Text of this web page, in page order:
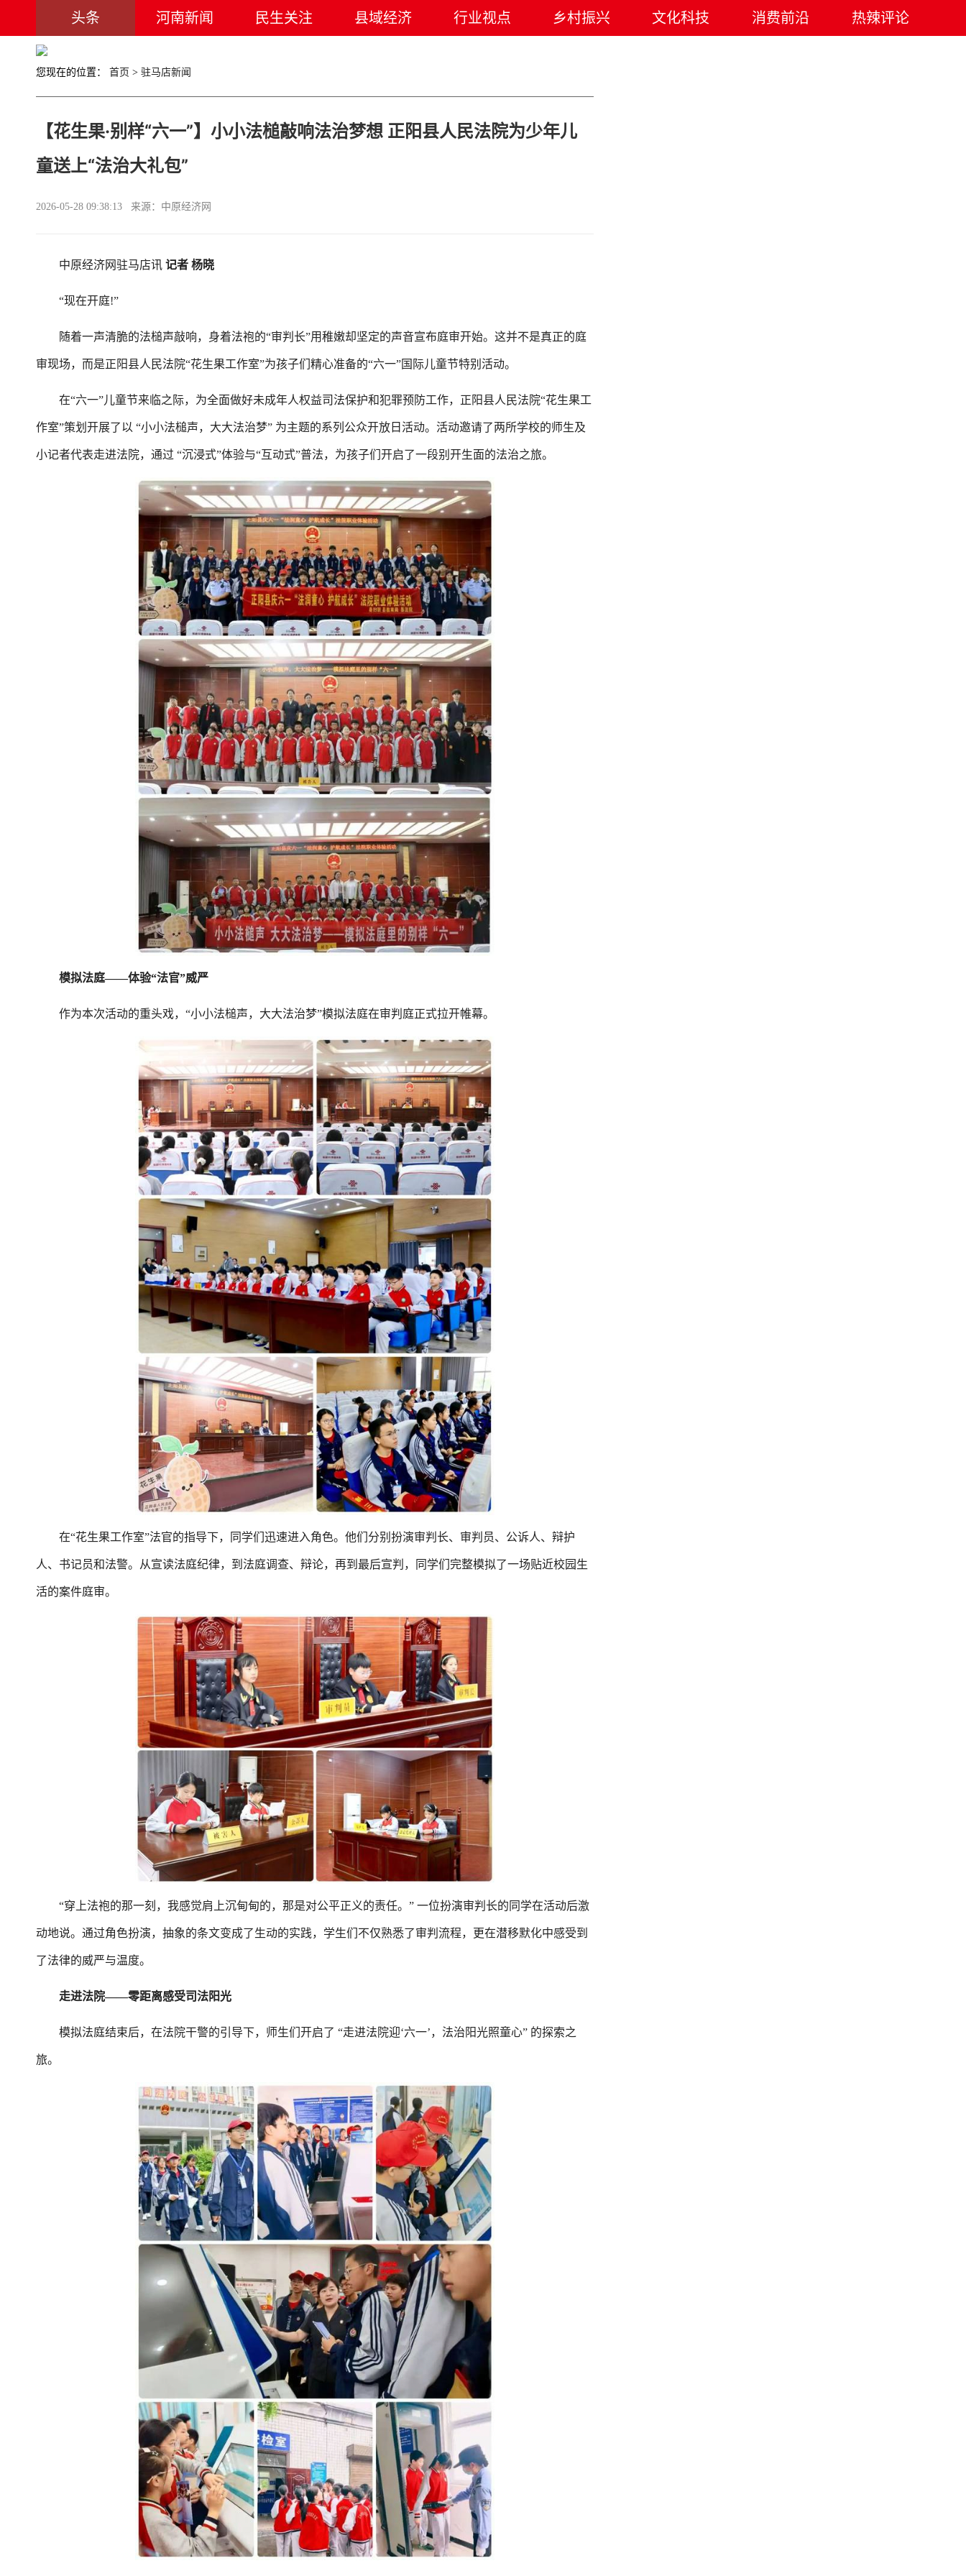
头条 河南新闻 民生关注 县域经济 行业视点 乡村振兴 文化科技 消费前沿 热辣评论
您现在的位置： 首页 > 驻马店新闻
【花生果·别样“六一”】小小法槌敲响法治梦想 正阳县人民法院为少年儿
童送上“法治大礼包”
2026-05-28 09:38:13 来源：中原经济网
中原经济网驻马店讯 记者 杨晓
“现在开庭!”
随着一声清脆的法槌声敲响，身着法袍的“审判长”用稚嫩却坚定的声音宣布庭审开始。这并不是真正的庭
审现场，而是正阳县人民法院“花生果工作室”为孩子们精心准备的“六一”国际儿童节特别活动。
在“六一”儿童节来临之际，为全面做好未成年人权益司法保护和犯罪预防工作，正阳县人民法院“花生果工
作室”策划开展了以 “小小法槌声，大大法治梦” 为主题的系列公众开放日活动。活动邀请了两所学校的师生及
小记者代表走进法院，通过 “沉浸式”体验与“互动式”普法，为孩子们开启了一段别开生面的法治之旅。
模拟法庭——体验“法官”威严
作为本次活动的重头戏，“小小法槌声，大大法治梦”模拟法庭在审判庭正式拉开帷幕。
在“花生果工作室”法官的指导下，同学们迅速进入角色。他们分别扮演审判长、审判员、公诉人、辩护
人、书记员和法警。从宣读法庭纪律，到法庭调查、辩论，再到最后宣判，同学们完整模拟了一场贴近校园生
活的案件庭审。
“穿上法袍的那一刻，我感觉肩上沉甸甸的，那是对公平正义的责任。” 一位扮演审判长的同学在活动后激
动地说。通过角色扮演，抽象的条文变成了生动的实践，学生们不仅熟悉了审判流程，更在潜移默化中感受到
了法律的威严与温度。
走进法院——零距离感受司法阳光
模拟法庭结束后，在法院干警的引导下，师生们开启了 “走进法院迎‘六一’，法治阳光照童心” 的探索之
旅。